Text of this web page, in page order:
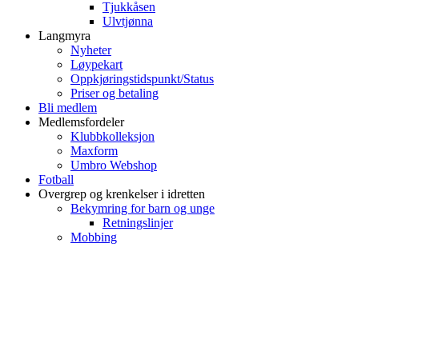
Tjukkåsen
Ulvtjønna
Langmyra
Nyheter
Løypekart
Oppkjøringstidspunkt/Status
Priser og betaling
Bli medlem
Medlemsfordeler
Klubbkolleksjon
Maxform
Umbro Webshop
Fotball
Overgrep og krenkelser i idretten
Bekymring for barn og unge
Retningslinjer
Mobbing